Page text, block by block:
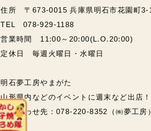
住所 〒673-0015 兵庫県明石市花園町3-
TEL 078-929-1188
営業時間 11:00～20:00(L.O.20:00)
定休日 毎週火曜日・水曜日
明石夢工房やまがた
山形県内などのイベントに週末など出店！
問い合わせ先：078-220-8352（㈱夢工房）